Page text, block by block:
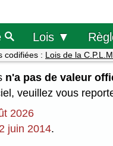
Lois ▼
codifiées : Lois de la C.P.L.M.
n'a pas de valeur
veuillez vous
2026
juin 2014.